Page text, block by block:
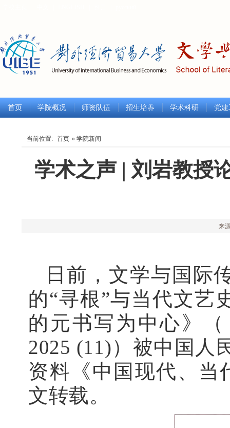
首页 学院概况 师资队伍 招生培养 学术科研 党
当前位置: 首页 » 学院新闻
学术之声 | 刘岩教授
来
日前，文学与国际
的“寻根”与当代文
的元书写为中心》
2025 (11)）被中国人
资料《中国现代、当
文转载。